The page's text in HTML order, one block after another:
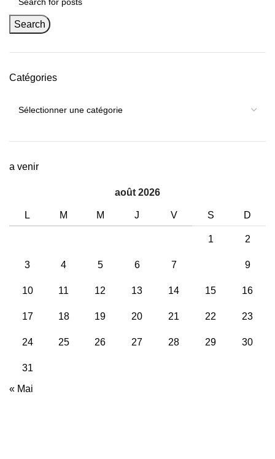
Search
Catégories
a venir
août 2026
L M M J V S D
1 2
3 4 5 6 7 9
10 11 12 13 14 15 16
17 18 19 20 21 22 23
24 25 26 27 28 29 30
31
« Mai